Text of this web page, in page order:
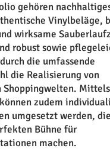
gehören
Vinylbeläge,
wirksame
robust sowie
die umfassende
die Realisierung von
Mittels
zudem
umgesetzt werden,
Bühne für
machen.